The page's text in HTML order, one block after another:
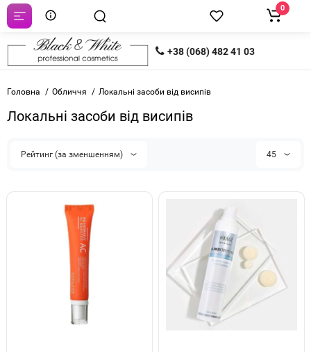
+38 (068) 482 41 03
0
Головна Обличчя Локальні засоби від висипів
Локальні засоби від висипів
Рейтинг (за зменшенням) 45